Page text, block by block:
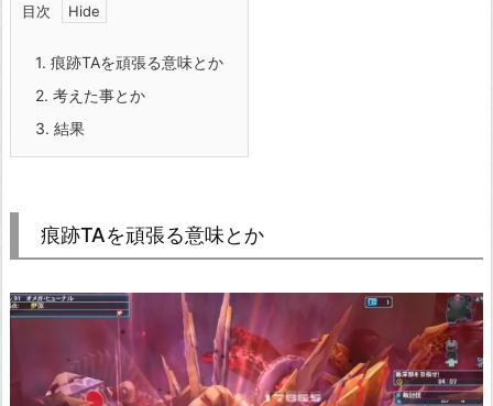
目次
1. 痕跡TAを頑張る意味とか
2. 考えた事とか
3. 結果
痕跡TAを頑張る意味とか